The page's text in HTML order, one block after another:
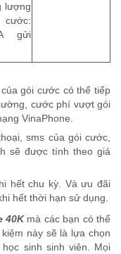
lượng
gửi
gói cước có thể tiếp
cước phí vượt gói
VinaPhone.
sms của gói cước,
sẽ được tính theo giá
hết chu kỳ. Và ưu đãi
hết thời hạn sử dụng.
40Kmà các bạn có thể
này sẽ là lựa chọn
sinh sinh viên. Mọi